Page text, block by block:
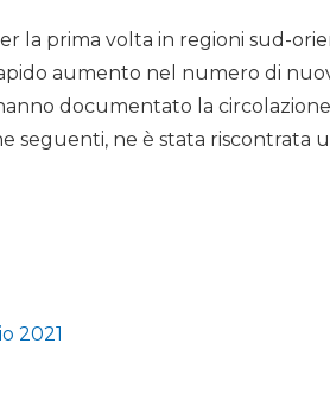
la prima volta in regioni sud-
aumento nel numero di
documentato la
seguenti, ne è stata riscontrata
2021